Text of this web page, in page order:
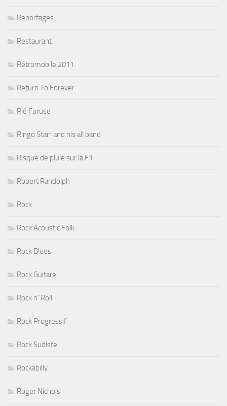
Reportages
Restaurant
Rétromobile 2011
Return To Forever
Rié Furuse
Ringo Starr and his all band
Risque de pluie sur la F1
Robert Randolph
Rock
Rock Acoustic Folk
Rock Blues
Rock Guitare
Rock n' Roll
Rock Progressif
Rock Sudiste
Rockabilly
Roger Nichols